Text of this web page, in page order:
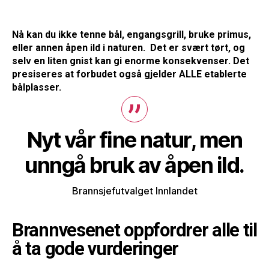
Nå kan du ikke tenne bål, engangsgrill, bruke primus,
eller annen åpen ild i naturen. Det er svært tørt, og
selv en liten gnist kan gi enorme konsekvenser. Det
presiseres at forbudet også gjelder ALLE etablerte
bålplasser.
Nyt vår fine natur, men
unngå bruk av åpen ild.
Brannsjefutvalget Innlandet
Brannvesenet oppfordrer alle til
å ta gode vurderinger